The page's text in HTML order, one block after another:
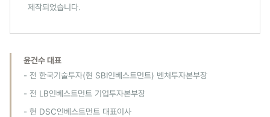
제작되었습니다.
윤건수 대표
- 전 한국기술투자(현 SBI인베스트먼트) 벤처투자본부장
- 전 LB인베스트먼트 기업투자본부장
- 현 DSC인베스트먼트 대표이사